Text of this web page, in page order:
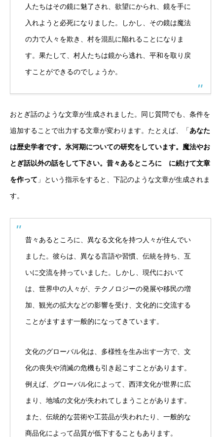
人たちはその鏡に魅了され、欲望にかられ、鏡を手に
入れようと必死になりました。しかし、その鏡は魔法
の力で人々を欺き、村を混乱に陥れることになりま
す。果たして、村人たちは鏡から逃れ、平和を取り戻
すことができるのでしょうか。
おとぎ話のような文章が生成されました。同じ質問でも、条件を
追加することで出力する文章が変わります。たとえば、「あなた
は歴史学者です。氷河期についての研究をしています。魔法やお
とぎ話以外の話をして下さい。昔々あるところに に続けて文章
を作って 」という指示をすると、下記のような文章が生成されま
す。
昔々あるところに、異なる文化を持つ人々が住んでい
ました。彼らは、異なる言語や習慣、伝統を持ち、互
いに交流を持っていました。しかし、現代において
は、世界中の人々が、テクノロジーの発展や移民の増
加、観光の拡大などの影響を受け、文化的に交流する
ことがますます一般的になってきています。
文化のグローバル化は、多様性を生み出す一方で、文
化の喪失や消滅の危機も引き起こすことがあります。
例えば、グローバル化によって、西洋文化が世界に広
まり、地域の文化が失われてしまうことがあります。
また、伝統的な芸術や工芸品が失われたり、一般的な
商品化によって品質が低下することもあります。